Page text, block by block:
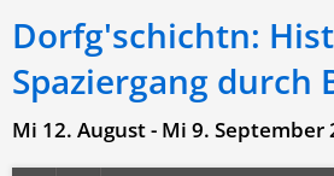
Dorfg'schichtn:
Spaziergang durch
Mi 12. August - Mi 9. September